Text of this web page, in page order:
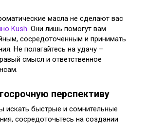
масла не сделают вас
Kush. Они лишь помогут вам
сосредоточенным и принимать
Не полагайтесь на удачу –
смысл и ответственное
перспективу
искать быстрые и сомнительные
сосредоточьтесь на создании